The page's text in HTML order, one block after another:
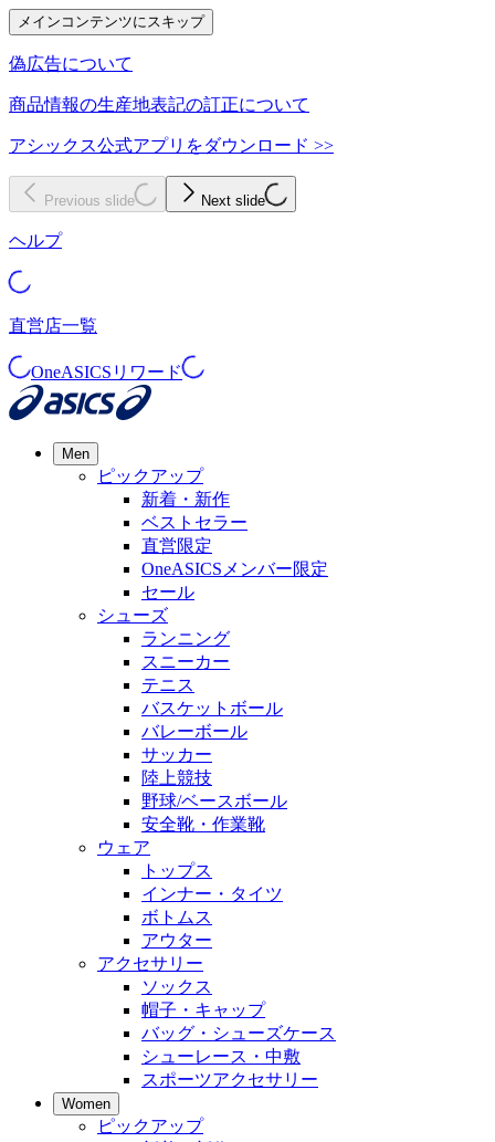
メインコンテンツにスキップ
偽広告について
商品情報の生産地表記の訂正について
アシックス公式アプリをダウンロード >>
Previous slide Next slide
ヘルプ
直営店一覧
OneASICSリワード
Men
ピックアップ
新着・新作
ベストセラー
直営限定
OneASICSメンバー限定
セール
シューズ
ランニング
スニーカー
テニス
バスケットボール
バレーボール
サッカー
陸上競技
野球/ベースボール
安全靴・作業靴
ウェア
トップス
インナー・タイツ
ボトムス
アウター
アクセサリー
ソックス
帽子・キャップ
バッグ・シューズケース
シューレース・中敷
スポーツアクセサリー
Women
ピックアップ